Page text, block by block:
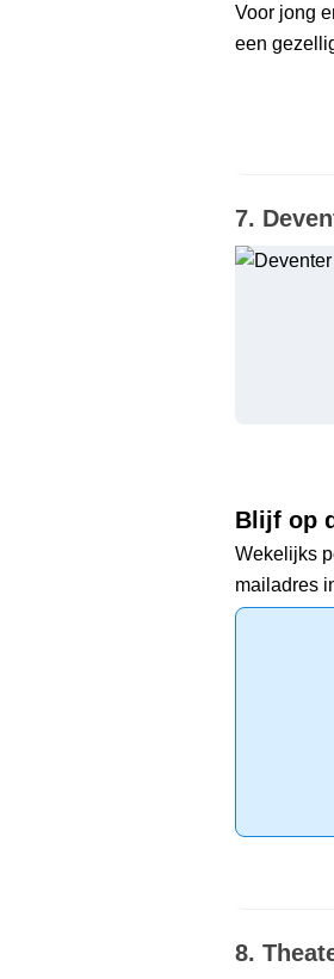
Voor jong
een
7.
Blijf op
Wekelijks
mailadres
8.